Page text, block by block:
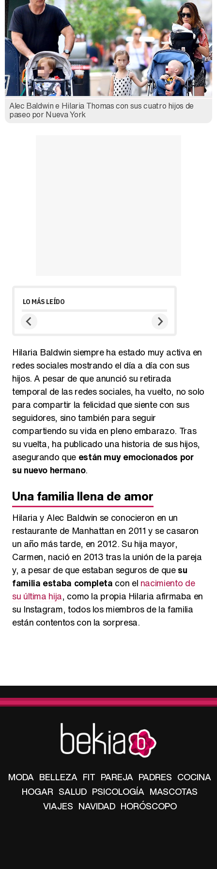
Alec Baldwin e Hilaria Thomas con sus cuatro hijos de
paseo por Nueva York
LO MÁS LEÍDO
Hilaria Baldwin siempre ha estado muy activa en
redes sociales mostrando el día a día con sus
hijos. A pesar de que anunció su retirada
temporal de las redes sociales, ha vuelto, no solo
para compartir la felicidad que siente con sus
seguidores, sino también para seguir
compartiendo su vida en pleno embarazo. Tras
su vuelta, ha publicado una historia de sus hijos,
asegurando que están muy emocionados por
su nuevo hermano.
Una familia llena de amor
Hilaria y Alec Baldwin se conocieron en un
restaurante de Manhattan en 2011 y se casaron
un año más tarde, en 2012. Su hija mayor,
Carmen, nació en 2013 tras la unión de la pareja
y, a pesar de que estaban seguros de quesu
familia estaba completa con el nacimiento de
su última hija, como la propia Hilaria afirmaba en
su Instagram, todos los miembros de la familia
están contentos con la sorpresa.
MODA BELLEZA FIT PAREJA PADRES COCINA
HOGAR SALUD PSICOLOGÍA MASCOTAS
VIAJES NAVIDAD HORÓSCOPO